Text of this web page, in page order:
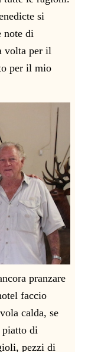
si
note di
volta per il
per il mio
pranzare
faccio
calda, se
piatto di
pezzi di